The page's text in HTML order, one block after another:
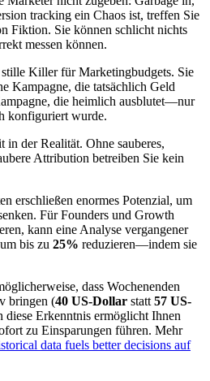
tracking ein Chaos ist, treffen Sie
Fiktion. Sie können schlicht nichts
messen können.
Killer für Marketingbudgets. Sie
Kampagne, die tatsächlich Geld
die heimlich ausblutet—nur
konfiguriert wurde.
der Realität. Ohne sauberes,
Attribution betreiben Sie kein
erschließen enormes Potenzial, um
Für Founders und Growth
kann eine Analyse vergangener
bis zu 25% reduzieren—indem sie
dass Wochenenden
bringen (40 US-Dollar statt 57 US-
diese Erkenntnis ermöglicht Ihnen
zu Einsparungen führen. Mehr
data fuels better decisions auf